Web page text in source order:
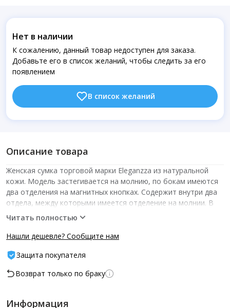
Нет в наличии
К сожалению, данный товар недоступен для заказа.
Добавьте его в список желаний, чтобы следить за его
появлением
В список желаний
Описание товара
Женская сумка торговой марки Eleganzza из натуральной
кожи. Модель застегивается на молнию, по бокам имеются
два отделения на магнитных кнопках. Содержит внутри два
отдела, между которыми имеется отделение на молнии. В
одном отделе имеется карман на молнии, в другом - два
длина регулируемого съемного плечевого ремня из
ножки на дне. Не вмещает формат А4.­ -- Характеристики --
Бренд: ELEGANZZA Артикул: ZG-0608-1 Пол: женский Цвет:
Кирпичный Сезонность: ОСЕНЬ Страна производства: Китай
коровы Размер: 29.5х12х23 Вес: 850 г
Читать полностью
Нашли дешевле? Сообщите нам
Защита покупателя
Возврат только по браку
Информация